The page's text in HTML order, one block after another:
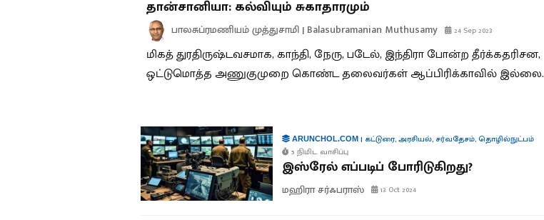
தான்சானியா: கல்வியும் சுகாதாரமும்
பாலசுப்ரமணியம் முத்துசாமி | Balasubramanian Muthusamy 24 Sep 2023
மிகத் துரதிருஷ்டவசமாக, காந்தி, நேரு, படேல், இந்திரா போன்ற தீர்க்கதரிசன,
ஒட்டுமொத்த அணுகுமுறை கொண்ட தலைவர்கள் ஆப்பிரிக்காவில் இல்லை.
ARUNCHOL.COM| கட்டுரை,அரசியல், சர்வதேசம்,தொழில்நுட்பம்
5 நிமிட வாசிப்பு
இஸ்ரேல் எப்படிப் போரிடுகிறது?
மஹிரா சர்ஃபராஸ் 13 Oct 2024